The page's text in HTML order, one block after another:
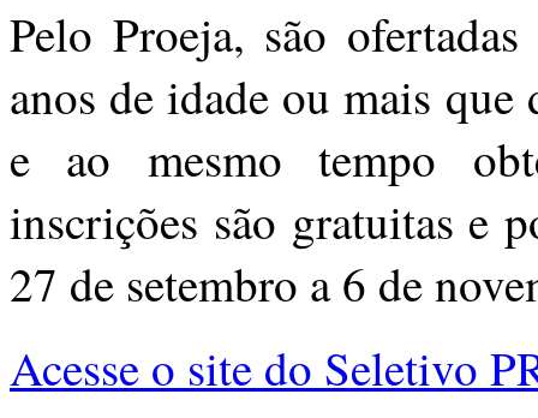
Pelo Proeja, são
anos de idade ou mais
e ao mesmo tempo
inscrições são gratuitas e
27 de setembro a 6 de
Acesse o site do Seletivo